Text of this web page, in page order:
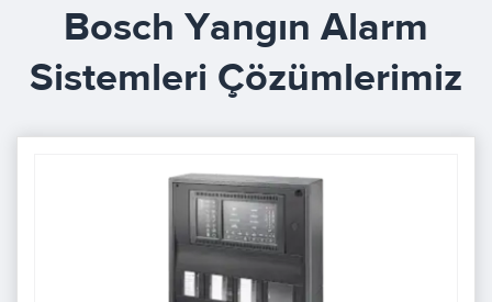
Bosch Yangın Alarm
Sistemleri Çözümlerimiz